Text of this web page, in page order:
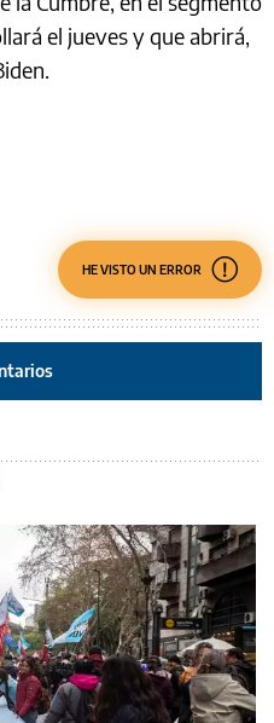
el jueves y que abrirá,
HE VISTO UN ERROR